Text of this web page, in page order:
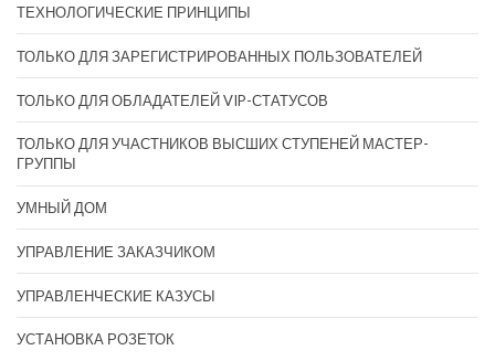
ТЕХНОЛОГИЧЕСКИЕ ПРИНЦИПЫ
ТОЛЬКО ДЛЯ ЗАРЕГИСТРИРОВАННЫХ ПОЛЬЗОВАТЕЛЕЙ
ТОЛЬКО ДЛЯ ОБЛАДАТЕЛЕЙ VIP-СТАТУСОВ
ТОЛЬКО ДЛЯ УЧАСТНИКОВ ВЫСШИХ СТУПЕНЕЙ МАСТЕР-
ГРУППЫ
УМНЫЙ ДОМ
УПРАВЛЕНИЕ ЗАКАЗЧИКОМ
УПРАВЛЕНЧЕСКИЕ КАЗУСЫ
УСТАНОВКА РОЗЕТОК